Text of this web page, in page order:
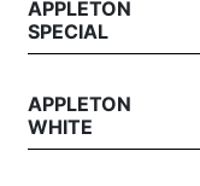
APPLETON
SPECIAL
APPLETON
WHITE